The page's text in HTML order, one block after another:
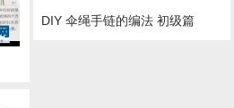
DIY 伞绳手链的编法 初级篇